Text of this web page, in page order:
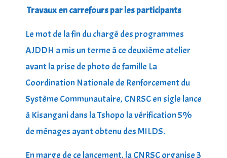
Travaux en carrefours par les participants
Le mot de la fin du chargé des programmes
AJDDH a mis un terme à ce deuxième atelier
avant la prise de photo de famille La
Coordination Nationale de Renforcement du
Système Communautaire, CNRSC en sigle lance
à Kisangani dans la Tshopo la vérification 5%
de ménages ayant obtenu des MILDS.
En marge de ce lancement, la CNRSC organise 3